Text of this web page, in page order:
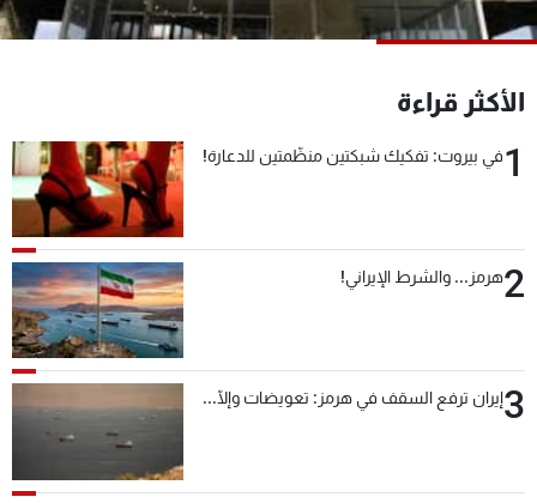
الأكثر قراءة
1في بيروت: تفكيك شبكتين منظّمتين للدعارة!
2هرمز... والشرط الإيراني!
3إيران ترفع السقف في هرمز: تعويضات وإلّا...
جدول البرامج
شاهد البرامج
عن MTV
الإنـتـاج
وظائف
شروط الإسـتخدام
سياسة الخصوصية